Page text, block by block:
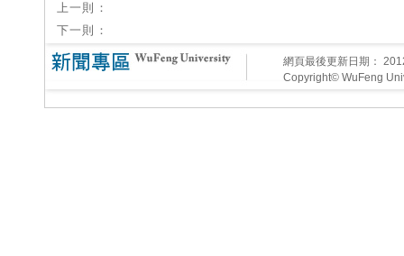
上一則：
下一則：
網頁最後更新日期：
Copyright© WuFeng